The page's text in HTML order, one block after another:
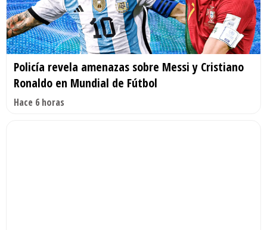
Policía revela amenazas sobre Messi y Cristiano
Ronaldo en Mundial de Fútbol
Hace 6 horas